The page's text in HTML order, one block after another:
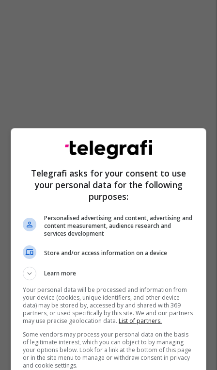
Telegrafi asks for your consent to use
your personal data for the following
purposes:
Personalised advertising and content, advertising and
content measurement, audience research and
services development
Store and/or access information on a device
Learn more
Your personal data will be processed and information from
your device (cookies, unique identifiers, and other device
data) may be stored by, accessed by and shared with 369
partners, or used specifically by this site. We and our partners
may use precise geolocation data. List of partners.
Some vendors may process your personal data on the basis
of legitimate interest, which you can object to by managing
your options below. Look for a link at the bottom of this page
or in the site menu to manage or withdraw consent in privacy
and cookie settings.